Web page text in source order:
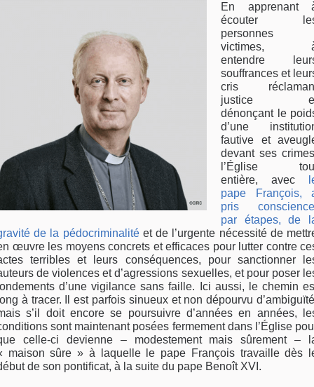
En apprenant
écouter
personnes
victimes,
entendre
souffrances et
cris
justice
dénonçant le
d’une
fautive et
devant ses
l’Église
entière, avec
pape François,
pris
par étapes, de
de la pédocriminalitéet de l’urgente nécessité de
œuvre les moyens concrets et efficaces pour lutter contre
terribles et leurs conséquences, pour sanctionner
de violences et d’agressions sexuelles, et pour poser
d’une vigilance sans faille. Ici aussi, le chemin
à tracer. Il est parfois sinueux et non dépourvu
s’il doit encore se poursuivre d’années en années,
sont maintenant posées fermement dans l’Église
celle-ci devienne – modestement mais sûrement –
maison sûre » à laquelle le pape François travaille dès
de son pontificat, à la suite du pape Benoît XVI.